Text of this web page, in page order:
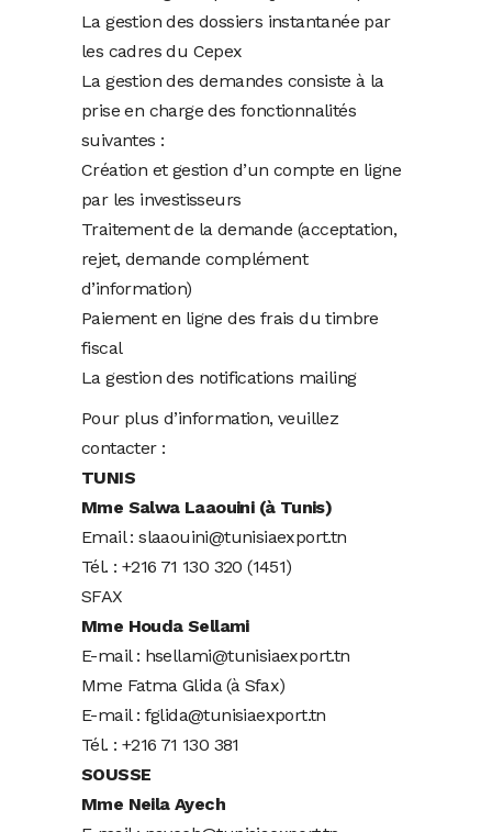
La gestion des dossiers instantanée par
les cadres du Cepex
La gestion des demandes consiste à la
prise en charge des fonctionnalités
suivantes :
Création et gestion d’un compte en ligne
par les investisseurs
Traitement de la demande (acceptation,
rejet, demande complément
d’information)
Paiement en ligne des frais du timbre
fiscal
La gestion des notifications mailing
Pour plus d’information, veuillez
contacter :
TUNIS
Mme Salwa Laaouini (à Tunis)
Email : slaaouini@tunisiaexport.tn
Tél. : +216 71 130 320 (1451)
SFAX
Mme Houda Sellami
E-mail : hsellami@tunisiaexport.tn
Mme Fatma Glida (à Sfax)
E-mail : fglida@tunisiaexport.tn
Tél. : +216 71 130 381
SOUSSE
Mme Neila Ayech